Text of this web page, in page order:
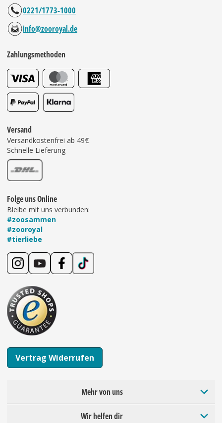
0221/1773-1000
info@zooroyal.de
Zahlungsmethoden
Versand
Versandkostenfrei ab 49€
Schnelle Lieferung
Folge uns Online
Bleibe mit uns verbunden:
#zoosammen
#zooroyal
#tierliebe
Vertrag Widerrufen
Mehr von uns
Wir helfen dir